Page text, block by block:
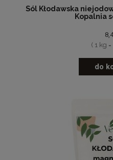
Sól Kłodawska
Kopalnia
( 1 kg
do